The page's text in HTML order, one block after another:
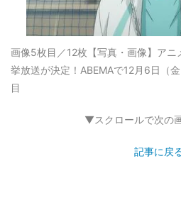
画像5枚目／12枚 【写真・画像】ア
挙放送が決定！ABEMAで12月6日（
目
▼スクロールで次の
記事に戻